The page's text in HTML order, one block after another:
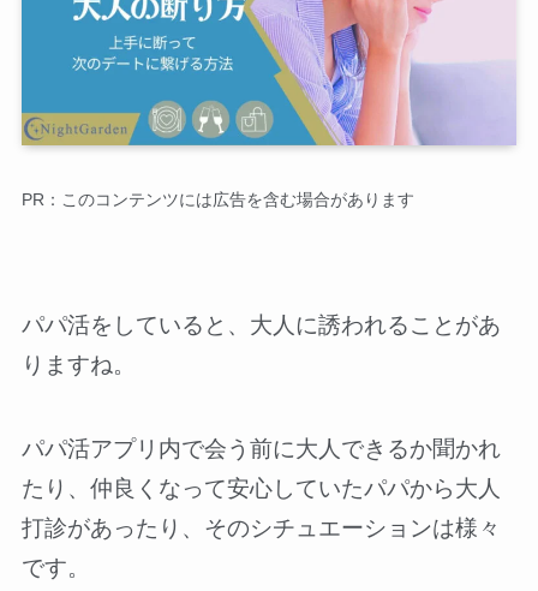
PR：このコンテンツには広告を含む場合があります
パパ活をしていると、大人に誘われることがあ
りますね。
パパ活アプリ内で会う前に大人できるか聞かれ
たり、仲良くなって安心していたパパから大人
打診があったり、そのシチュエーションは様々
です。